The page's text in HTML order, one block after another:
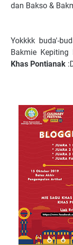
dan Bakso &
Yokkkk buda'-
Bakmie
Khas Pontianak